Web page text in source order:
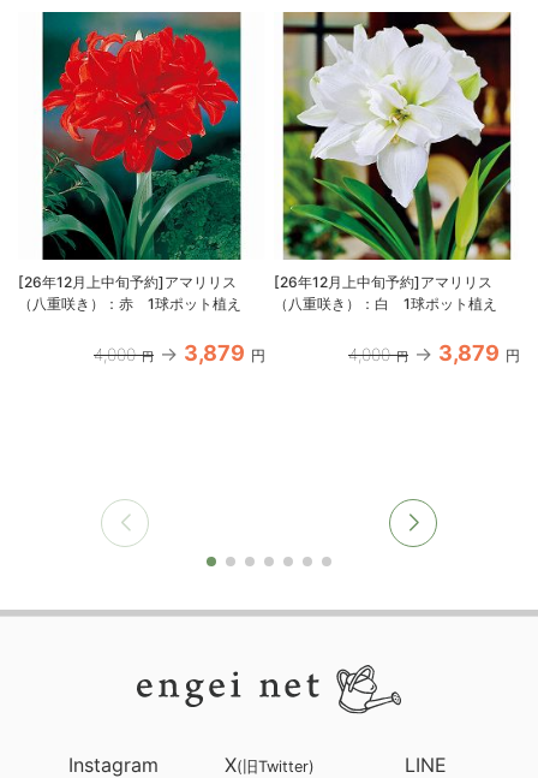
[26年12月上中旬予約]アマリリス
（八重咲き）：赤 1球ポット植え
4,000 円 3,879 円
[26年12月上中旬予約]アマリリス
（八重咲き）：白 1球ポット植え
4,000 円 3,879 円
Instagram X(旧Twitter) LINE